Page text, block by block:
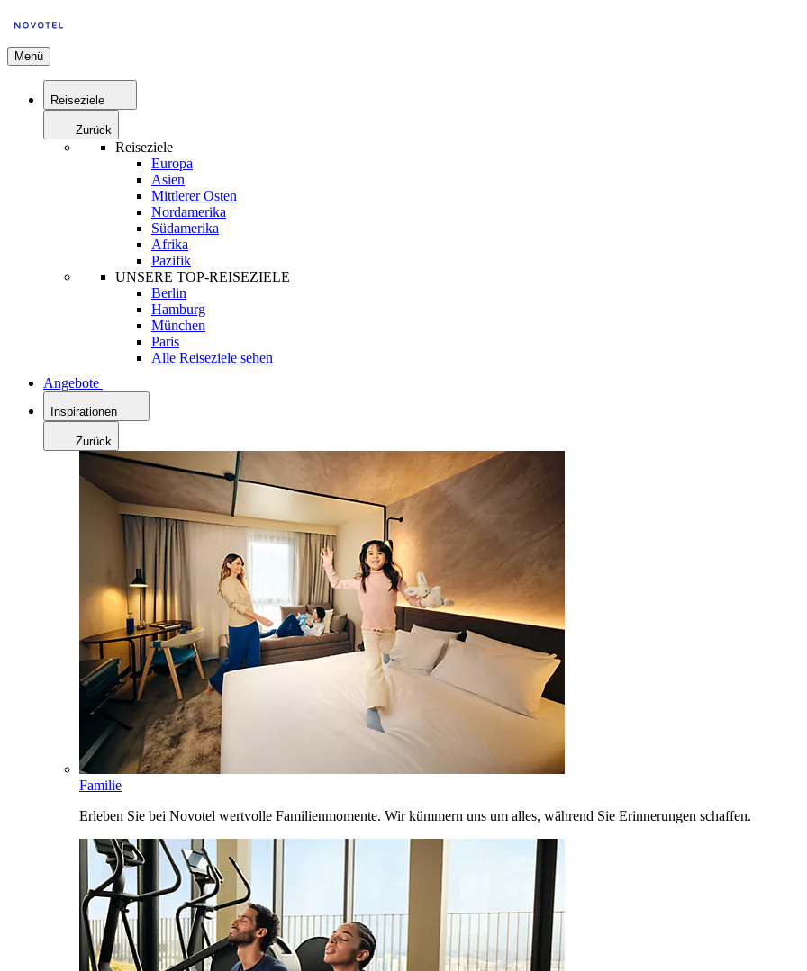
Menü
Reiseziele
Zurück
Reiseziele
Europa
Asien
Mittlerer Osten
Nordamerika
Südamerika
Afrika
Pazifik
UNSERE TOP-REISEZIELE
Berlin
Hamburg
München
Paris
Alle Reiseziele sehen
Angebote
Inspirationen
Zurück
Familie
Erleben Sie bei Novotel wertvolle Familienmomente. Wir kümmern uns um alles, während Sie Erinnerungen schaffen.